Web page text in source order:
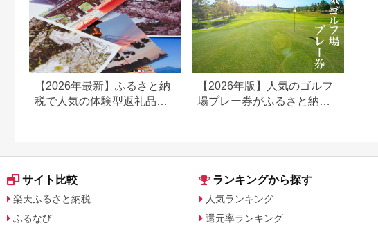
観光 地獄めぐり 旅 お
すすめ 人気 体験型 節
約_B030-007
【2026年最新】ふるさと納
税で人気の体験型返礼品！
【2026年版】人気のゴルフ
場プレー券がふるさと納税
サイト比較
楽天ふるさと納税
ふるなび
ランキングから探す
人気ランキング
還元率ランキング